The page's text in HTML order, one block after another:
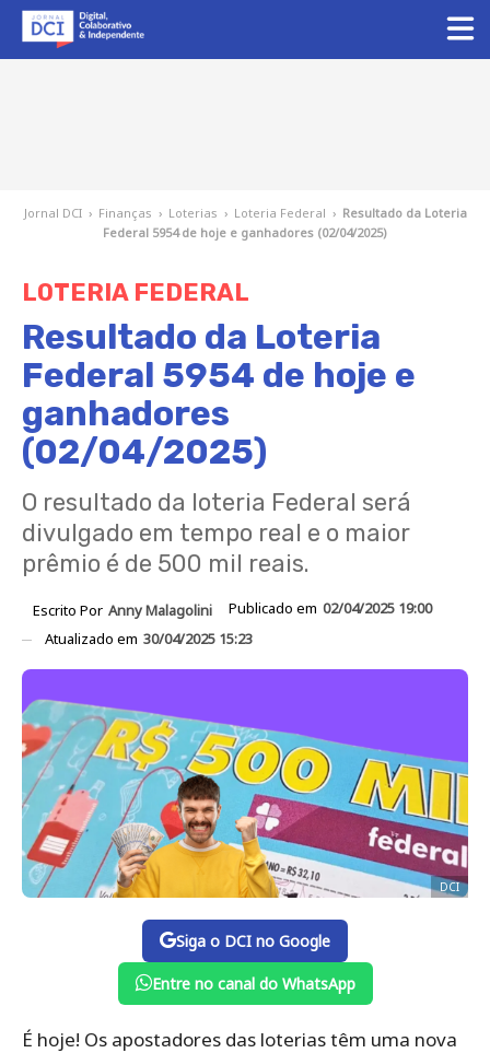
Jornal DCI › Finanças › Loterias › Loteria Federal › Resultado da Loteria
Federal 5954 de hoje e ganhadores (02/04/2025)
LOTERIA FEDERAL
Resultado da Loteria
Federal 5954 de hoje e
ganhadores
(02/04/2025)
O resultado da loteria Federal será
divulgado em tempo real e o maior
prêmio é de 500 mil reais.
Escrito Por Anny Malagolini Publicado em 02/04/2025 19:00
Atualizado em 30/04/2025 15:23
DCI
Siga o DCI no Google
Entre no canal do WhatsApp
É hoje! Os apostadores das loterias têm uma nova